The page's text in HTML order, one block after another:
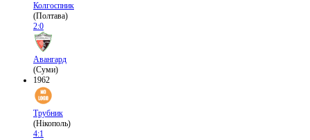
Колгоспник
(Полтава)
2:0
Авангард
(Суми)
1962
Трубник
(Нікополь)
4:1